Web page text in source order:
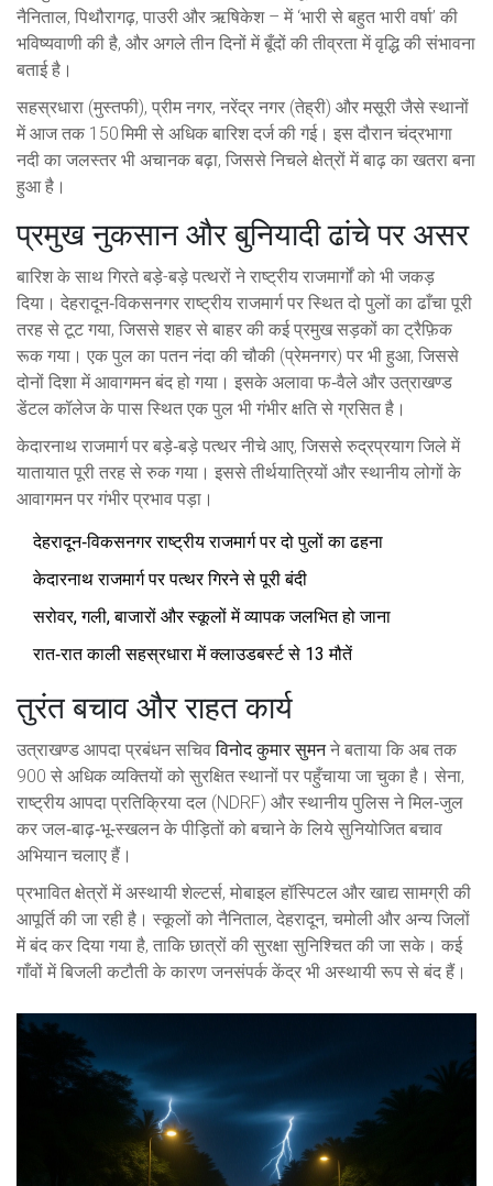
नैनिताल, पिथौरागढ़, पाउरी और ऋषिकेश – में ‘भारी से बहुत भारी वर्षा’ की
भविष्यवाणी की है, और अगले तीन दिनों में बूँदों की तीव्रता में वृद्धि की संभावना
बताई है।
सहस्रधारा (मुस्तफी), प्रीम नगर, नरेंद्र नगर (तेह्री) और मसूरी जैसे स्थानों
में आज तक 150 मिमी से अधिक बारिश दर्ज की गई। इस दौरान चंद्रभागा
नदी का जलस्तर भी अचानक बढ़ा, जिससे निचले क्षेत्रों में बाढ़ का खतरा बना
हुआ है।
प्रमुख नुकसान और बुनियादी ढांचे पर असर
बारिश के साथ गिरते बड़े-बड़े पत्थरों ने राष्ट्रीय राजमार्गों को भी जकड़
दिया। देहरादून‑विकसनगर राष्ट्रीय राजमार्ग पर स्थित दो पुलों का ढाँचा पूरी
तरह से टूट गया, जिससे शहर से बाहर की कई प्रमुख सड़कों का ट्रैफ़िक
रूक गया। एक पुल का पतन नंदा की चौकी (प्रेमनगर) पर भी हुआ, जिससे
दोनों दिशा में आवागमन बंद हो गया। इसके अलावा फ‑वैले और उत्राखण्ड
डेंटल कॉलेज के पास स्थित एक पुल भी गंभीर क्षति से ग्रसित है।
केदारनाथ राजमार्ग पर बड़े‑बड़े पत्थर नीचे आए, जिससे रुद्रप्रयाग जिले में
यातायात पूरी तरह से रुक गया। इससे तीर्थयात्रियों और स्थानीय लोगों के
आवागमन पर गंभीर प्रभाव पड़ा।
देहरादून‑विकसनगर राष्ट्रीय राजमार्ग पर दो पुलों का ढहना
केदारनाथ राजमार्ग पर पत्थर गिरने से पूरी बंदी
सरोवर, गली, बाजारों और स्कूलों में व्यापक जलभित हो जाना
रात‑रात काली सहस्रधारा में क्लाउडबर्स्ट से 13 मौतें
तुरंत बचाव और राहत कार्य
उत्राखण्ड आपदा प्रबंधन सचिवविनोद कुमार सुमनने बताया कि अब तक
900 से अधिक व्यक्तियों को सुरक्षित स्थानों पर पहुँचाया जा चुका है। सेना,
राष्ट्रीय आपदा प्रतिक्रिया दल (NDRF) और स्थानीय पुलिस ने मिल‑जुल
कर जल‑बाढ़‑भू‑स्खलन के पीड़ितों को बचाने के लिये सुनियोजित बचाव
अभियान चलाए हैं।
प्रभावित क्षेत्रों में अस्थायी शेल्टर्स, मोबाइल हॉस्पिटल और खाद्य सामग्री की
आपूर्ति की जा रही है। स्कूलों को नैनिताल, देहरादून, चमोली और अन्य जिलों
में बंद कर दिया गया है, ताकि छात्रों की सुरक्षा सुनिश्चित की जा सके। कई
गाँवों में बिजली कटौती के कारण जनसंपर्क केंद्र भी अस्थायी रूप से बंद हैं।